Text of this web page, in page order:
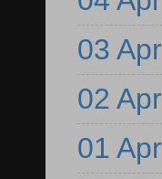
03 Apr
02 Apr
01 Apr